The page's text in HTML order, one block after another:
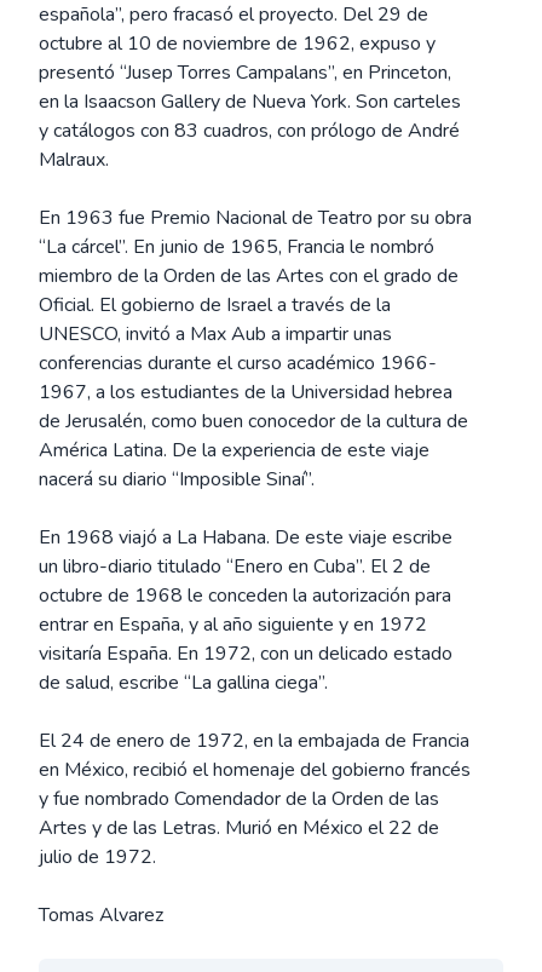
española”, pero fracasó el proyecto. Del 29 de
octubre al 10 de noviembre de 1962, expuso y
presentó “Jusep Torres Campalans”, en Princeton,
en la Isaacson Gallery de Nueva York. Son carteles
y catálogos con 83 cuadros, con prólogo de André
Malraux.
En 1963 fue Premio Nacional de Teatro por su obra
“La cárcel”. En junio de 1965, Francia le nombró
miembro de la Orden de las Artes con el grado de
Oficial. El gobierno de Israel a través de la
UNESCO, invitó a Max Aub a impartir unas
conferencias durante el curso académico 1966-
1967, a los estudiantes de la Universidad hebrea
de Jerusalén, como buen conocedor de la cultura de
América Latina. De la experiencia de este viaje
nacerá su diario “Imposible Sinaí”.
En 1968 viajó a La Habana. De este viaje escribe
un libro-diario titulado “Enero en Cuba”. El 2 de
octubre de 1968 le conceden la autorización para
entrar en España, y al año siguiente y en 1972
visitaría España. En 1972, con un delicado estado
de salud, escribe “La gallina ciega”.
El 24 de enero de 1972, en la embajada de Francia
en México, recibió el homenaje del gobierno francés
y fue nombrado Comendador de la Orden de las
Artes y de las Letras. Murió en México el 22 de
julio de 1972.
Tomas Alvarez